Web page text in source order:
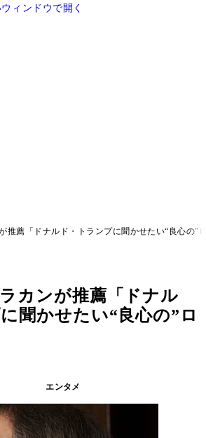
ィンドウで開く
推薦「ドナルド・トランプに聞かせたい“良心の”
カンが推薦「ドナル
聞かせたい“良心の”ロ
エンタメ